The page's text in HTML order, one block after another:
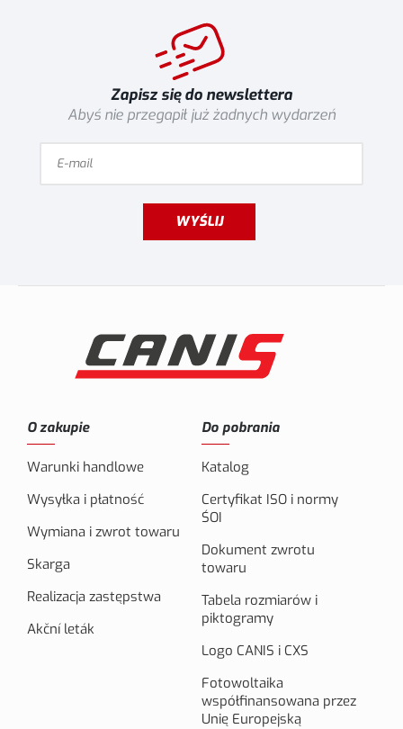
Zapisz się do newslettera
Abyś nie przegapił już żadnych wydarzeń
WYŚLIJ
O zakupie
Warunki handlowe
Wysyłka i płatność
Wymiana i zwrot towaru
Skarga
Realizacja zastępstwa
Akční leták
Do pobrania
Katalog
Certyfikat ISO i normy
ŚOI
Dokument zwrotu
towaru
Tabela rozmiarów i
piktogramy
Logo CANIS i CXS
Fotowoltaika
współfinansowana przez
Unię Europejską